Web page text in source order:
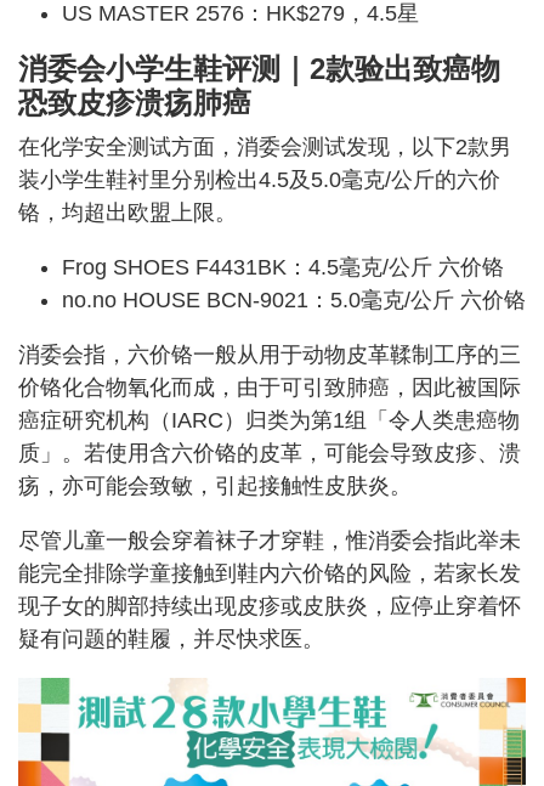
US MASTER 2576：HK$279，4.5星
消委会小学生鞋评测｜2款验出致癌物
恐致皮疹溃疡肺癌
在化学安全测试方面，消委会测试发现，以下2款男
装小学生鞋衬里分别检出4.5及5.0毫克/公斤的六价
铬，均超出欧盟上限。
Frog SHOES F4431BK：4.5毫克/公斤 六价铬
no.no HOUSE BCN-9021：5.0毫克/公斤 六价铬
消委会指，六价铬一般从用于动物皮革鞣制工序的三
价铬化合物氧化而成，由于可引致肺癌，因此被国际
癌症研究机构（IARC）归类为第1组「令人类患癌物
质」。若使用含六价铬的皮革，可能会导致皮疹、溃
疡，亦可能会致敏，引起接触性皮肤炎。
尽管儿童一般会穿着袜子才穿鞋，惟消委会指此举未
能完全排除学童接触到鞋内六价铬的风险，若家长发
现子女的脚部持续出现皮疹或皮肤炎，应停止穿着怀
疑有问题的鞋履，并尽快求医。